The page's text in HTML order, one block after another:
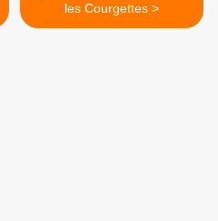
les Courgettes >